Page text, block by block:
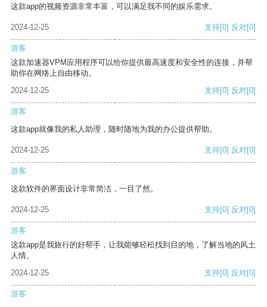
这款app的视频资源非常丰富，可以满足我不同的娱乐需求。
2024-12-25 支持[0] 反对[0]
游客
这款加速器VPM应用程序可以给你提供最高速度和安全性的连接，并帮
助你在网络上自由移动。
2024-12-25
支持[0] 反对[0]
游客
这款app就像我的私人助理，随时随地为我的办公提供帮助。
2024-12-25 支持[0] 反对[0]
游客
这款软件的界面设计非常简洁，一目了然。
2024-12-25 支持[0] 反对[0]
游客
这款app是我旅行的好帮手，让我能够轻松找到目的地，了解当地的风土
人情。
2024-12-25
支持[0] 反对[0]
游客